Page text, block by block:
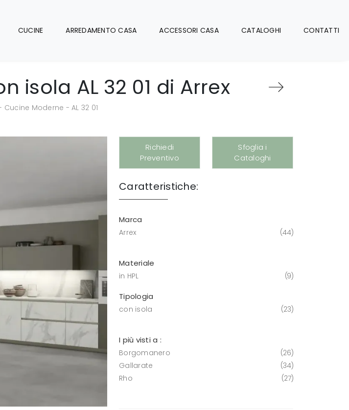
CUCINE ARREDAMENTO CASA ACCESSORI CASA CATALOGHI CONTATTI
isola AL 32 01 di Arrex
Cucine Moderne -AL 32 01
Richiedi
Preventivo
Sfoglia i
Cataloghi
Caratteristiche:
Marca
Arrex 44
Materiale
in HPL 9
Tipologia
con isola 23
I più visti a :
Borgomanero
26
Gallarate
34
Rho
27